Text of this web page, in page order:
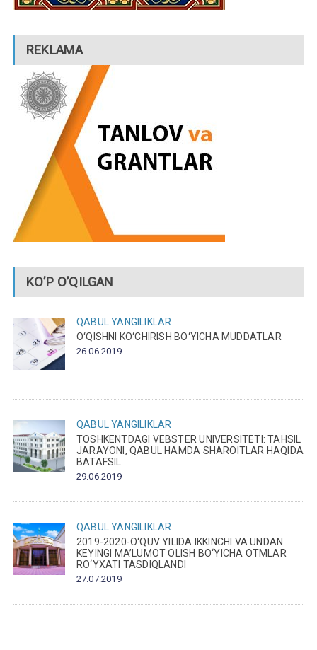
REKLAMA
KO’P O’QILGAN
QABUL YANGILIKLAR
O‘QISHNI KO‘CHIRISH BO‘YICHA MUDDATLAR
26.06.2019
QABUL YANGILIKLAR
TOSHKENTDAGI VEBSTER UNIVERSITETI: TAHSIL
JARAYONI, QABUL HAMDA SHAROITLAR HAQIDA
BATAFSIL
29.06.2019
QABUL YANGILIKLAR
2019-2020-O‘QUV YILIDA IKKINCHI VA UNDAN
KEYINGI MA’LUMOT OLISH BO‘YICHA OTMLAR
RO‘YXATI TASDIQLANDI
27.07.2019